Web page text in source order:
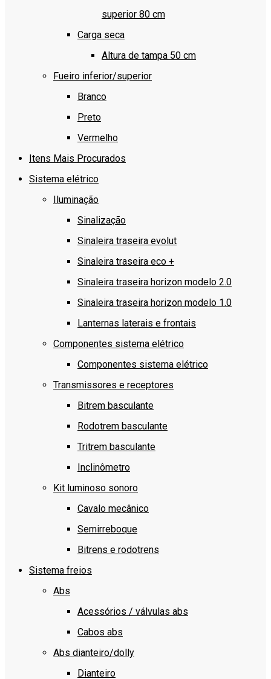
superior 80 cm
Carga seca
Altura de tampa 50 cm
Fueiro inferior/superior
Branco
Preto
Vermelho
Itens Mais Procurados
Sistema elétrico
Iluminação
Sinalização
Sinaleira traseira evolut
Sinaleira traseira eco +
Sinaleira traseira horizon modelo 2.0
Sinaleira traseira horizon modelo 1.0
Lanternas laterais e frontais
Componentes sistema elétrico
Componentes sistema elétrico
Transmissores e receptores
Bitrem basculante
Rodotrem basculante
Tritrem basculante
Inclinômetro
Kit luminoso sonoro
Cavalo mecânico
Semirreboque
Bitrens e rodotrens
Sistema freios
Abs
Acessórios / válvulas abs
Cabos abs
Abs dianteiro/dolly
Dianteiro